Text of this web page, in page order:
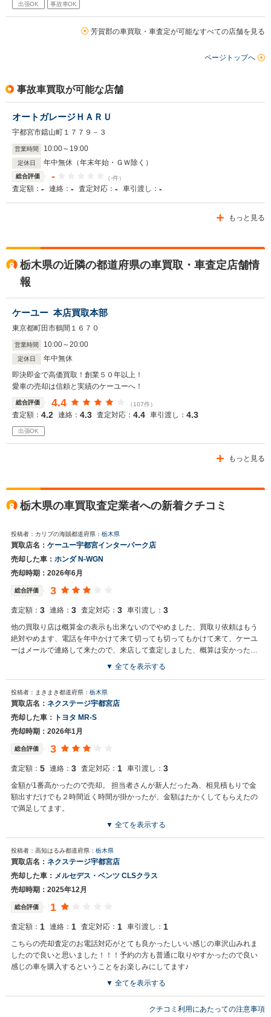
出張OK 事故車OK
芳賀郡の車買取・車査定が可能なすべての店舗を見る
ページトップへ
事故車買取が可能な店舗
オートガレージＨＡＲＵ
宇都宮市鐺山町１７７９－３
営業時間 10:00～ 19:00
定休日 年中無休（年末年始・ＧＷ除く）
総合評価 - （-件）
査定額： - 連絡： - 査定対応： - 車引渡し： -
もっと見る
栃木県の近隣の都道府県の車買取・車査定店舗情
報
ケーユー 本店買取本部
東京都町田市鶴間１６７０
営業時間 10:00～20:00
定休日
年中無休
即決即金で高価買取！創業５０年以上！
愛車の売却は信頼と実績のケーユーへ！
総合評価 4.4 （107件）
査定額： 4.2 連絡： 4.3 査定対応： 4.4 車引渡し： 4.3
出張OK
もっと見る
栃木県の車買取査定業者への新着クチコミ
投稿者：カリブの海賊都道府県： 栃木県
買取店名： ケーユー宇都宮インターパーク店
売却した車： ホンダ N-WGN
売却時期：2026年6月
総合評価 3
査定額： 3 連絡： 3 査定対応： 3 車引渡し： 3
他の買取り店は概算金の表示も出来ないのでやめました、買取り依頼はもう
絶対やめます、電話を年中かけて来て切っても切ってもかけて来て、ケーユ
ーはメールで連絡して来たので、来店して査定しました、概算は安かったで
▼ 全てを表示する
投稿者：まきまき都道府県： 栃木県
買取店名： ネクステージ宇都宮店
売却した車：
トヨタ MR-S
売却時期：2026年1月
総合評価 3
査定額： 5 連絡： 3 査定対応： 1 車引渡し： 3
金額が1番高かったので売却。 担当者さんが新人だった為、相見積もりで金
額出すだけでも２時間近く時間が掛かったが、金額はたかくしてもらえたの
で満足してます。
買取店からの返信
お世話になっております。 株式会社ネクステージでございます。 この
度はネクステージをご利用いただきまして誠にありがとうございまし
た。 弊社ではMR-Sのようなスポーツカーの専門店を展開している関
係もあり、大変得意な車種となっております。スポーツカーの他にも
た機会がございましたら是非お力添えできれば幸いでございます。 今
後とも宜しくお願い申し上げます。
▼ 全てを表示する
投稿者：高知はるみ都道府県： 栃木県
買取店名： ネクステージ宇都宮店
売却した車： メルセデス・ベンツ CLSクラス
売却時期：2025年12月
総合評価 1
査定額： 1 連絡： 1 査定対応： 1 車引渡し： 1
こちらの売却査定のお電話対応がとても良かったしいい感じの車沢山みれま
したので良いと思いました！！！予約の方も普通に取りやすかったので良い
感じの車を購入するということをお楽しみにしてます♪
買取店からの返信
お世話になっております。 株式会社ネクステージでございます。 この
▼ 全てを表示する
クチコミ利用にあたっての注意事項